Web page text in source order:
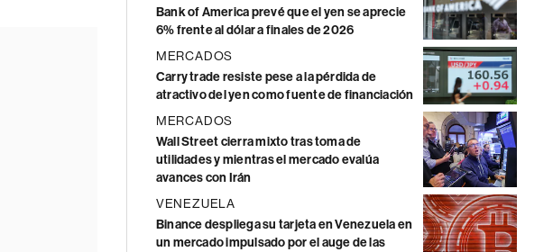
Bank of America prevé que el yen se aprecie
6% frente al dólar a finales de 2026
MERCADOS
Carry trade resiste pese a la pérdida de
atractivo del yen como fuente de financiación
MERCADOS
Wall Street cierra mixto tras toma de
utilidades y mientras el mercado evalúa
avances con Irán
VENEZUELA
Binance despliega su tarjeta en Venezuela en
un mercado impulsado por el auge de las